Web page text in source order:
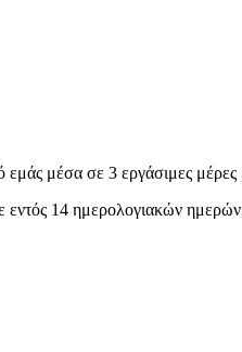
εμάς μέσα σε 3 εργάσιμες
14 ημερολογιακών